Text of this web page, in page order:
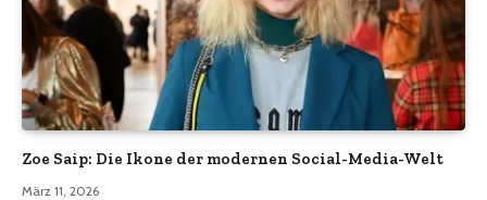
Zoe Saip: Die Ikone der modernen Social-Media-Welt
März 11, 2026